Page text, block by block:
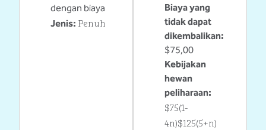
dengan biaya
Jenis: Penuh
Biaya yang
tidak dapat
dikembalikan:
$75,00
Kebijakan
hewan
peliharaan:
$75(1-
4n)$125(5+n)